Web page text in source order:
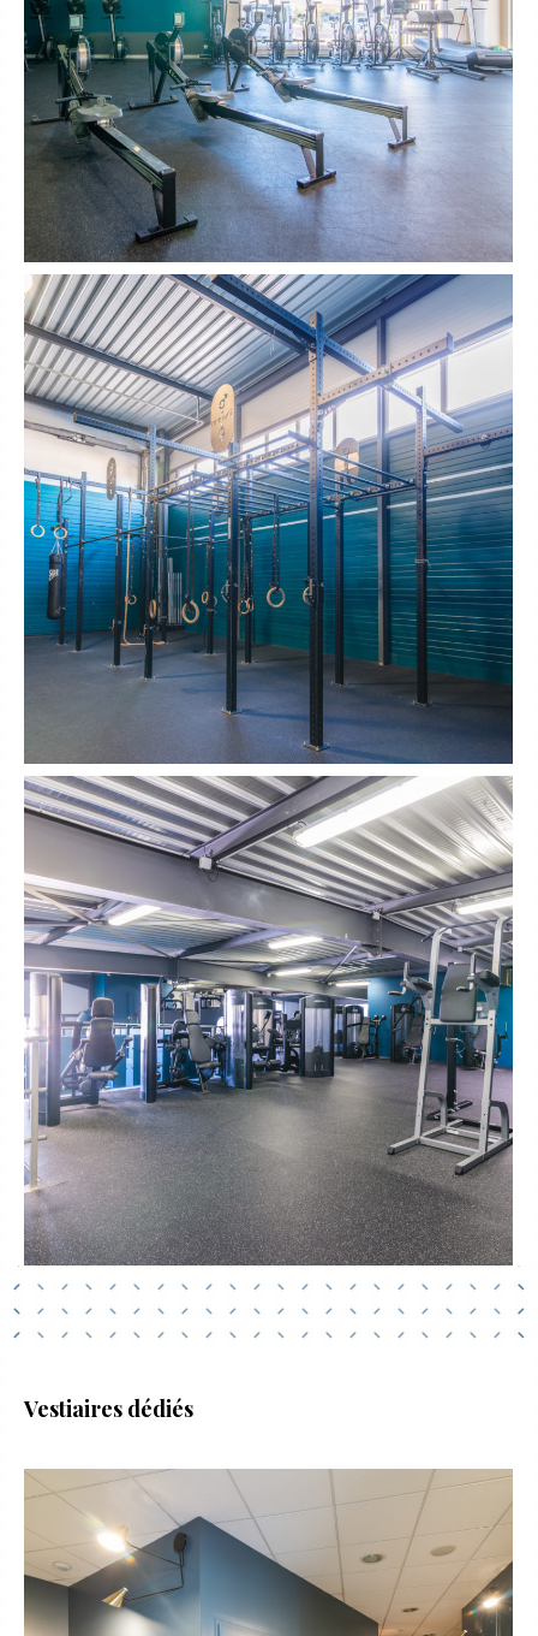
Vestiaires dédiés